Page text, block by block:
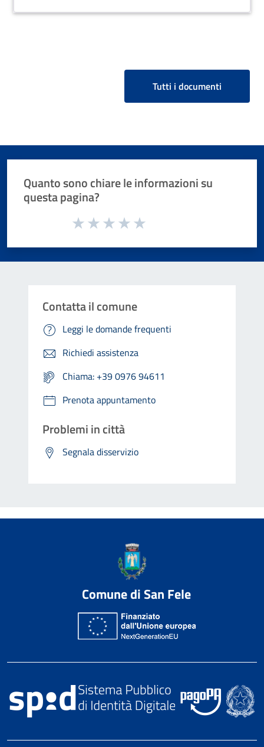
Tutti i documenti
Quanto sono chiare le informazioni su
questa pagina?
Valuta da 1 a 5 stelle la pagina
Contatta il comune
Leggi le domande frequenti
Richiedi assistenza
Chiama: +39 0976 94611
Prenota appuntamento
Problemi in città
Segnala disservizio
Comune di San Fele